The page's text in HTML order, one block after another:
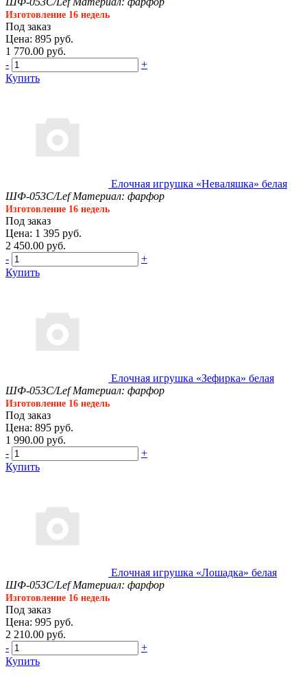
Изготовление 16 недель
Под заказ
Цена: 895 руб.
1 770.00 руб.
-
+
Купить
Елочная игрушка «Неваляшка» белая
ШФ-053С/Lef Материал: фарфор
Изготовление 16 недель
Под заказ
Цена: 1 395 руб.
2 450.00 руб.
-
+
Купить
Елочная игрушка «Зефирка» белая
ШФ-053С/Lef Материал: фарфор
Изготовление 16 недель
Под заказ
Цена: 895 руб.
1 990.00 руб.
-
+
Купить
Елочная игрушка «Лошадка» белая
ШФ-053С/Lef Материал: фарфор
Изготовление 16 недель
Под заказ
Цена: 995 руб.
2 210.00 руб.
-
+
Купить